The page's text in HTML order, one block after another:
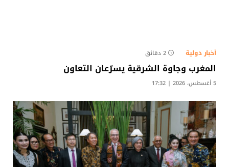
أخبار دولية 2 دقائق
المغرب وجاوة الشرقية يسرّعان التعاون
5 أغسطس، 2026 | 17:32